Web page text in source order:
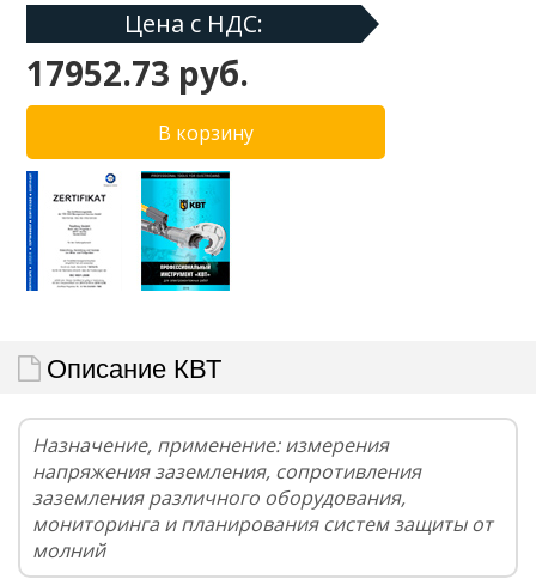
Цена с НДС:
17952.73 руб.
Описание КВТ
Назначение, применение: измерения
напряжения заземления, сопротивления
заземления различного оборудования,
мониторинга и планирования систем защиты от
молний